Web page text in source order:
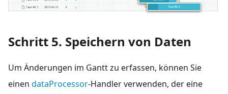
Schritt 5. Speichern von Daten
Um Änderungen im Gantt zu erfassen, können Sie
einen dataProcessor-Handler verwenden, der eine